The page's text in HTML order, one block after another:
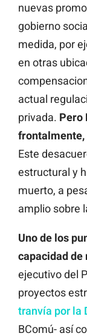
nuevas
gobierno
medida, por
en otras
actual
privada. Pero
frontalmente,
Este
estructural y
muerto, a
amplio sobre
Uno de los
capacidad
ejecutivo del
proyectos
tranvía por la
BComú- así